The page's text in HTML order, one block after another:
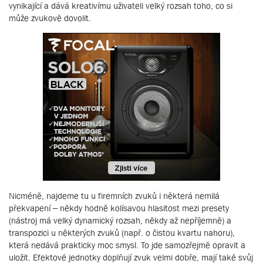
vynikající a dává kreativímu uživateli velký rozsah toho, co si
může zvukově dovolit.
Nicméně, najdeme tu u firemních zvuků i některá nemilá
překvapení – někdy hodně kolísavou hlasitost mezi presety
(nástroj má velký dynamický rozsah, někdy až nepříjemně) a
transpozici u některých zvuků (např. o čistou kvartu nahoru),
která nedává prakticky moc smysl. To jde samozřejmě opravit a
uložit. Efektové jednotky doplňují zvuk velmi dobře, mají také svůj